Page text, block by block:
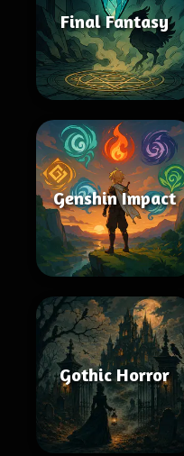
Final Fantasy
Genshin Impact
Gothic Horror